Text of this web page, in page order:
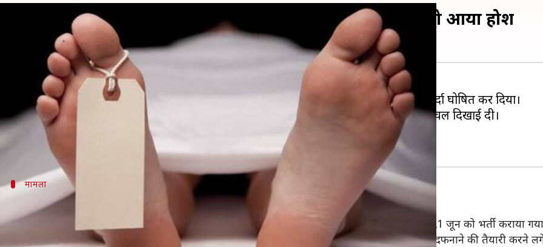
उत्तर प्रदेशः डॉक्टरों ने बता दिया था मुर्दा, दफनाने से पहले शख्स को आया होश
प्रमोद कुमार Jul 03, 2019 04:38 pm
क्या है खबर?
उत्तर प्रदेश में एक चौंकाने वाला मामला सामने आया है। यहां एक प्राइवेट अस्पताल ने जिंदा शख्स को मुर्दा घोषित कर दिया।
जब उसके परिजन उसे दफनाने की तैयारी करने लगे तब मुर्दा घोषित किए गए शख्स के शरीर में हलचल दिखाई दी।
उसके बाद उसे परिजन दूसरे अस्पताल में लेकर गए, जहां उसे वेंटिलेटर पर रखा गया है।
मामला
परिजन कर चुके थे दफनाने की तैयारी
यह मामला लखनऊ का है। यहां के एक प्राइवेट अस्पताल में 20 वर्षीय युवक फुरकान को एक्सीडेंट के बाद 21 जून को भर्ती कराया
अस्पताल के डॉक्टरों ने सोमवार को फुरकान को मृत घोषित कर दिया। इसके बाद फुरकान के घरवाले उसे दफनाने की तैयारी करने